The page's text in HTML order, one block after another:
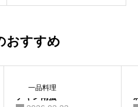
イト「の在膳」
おすすめ
一品料理
チキン南蛮